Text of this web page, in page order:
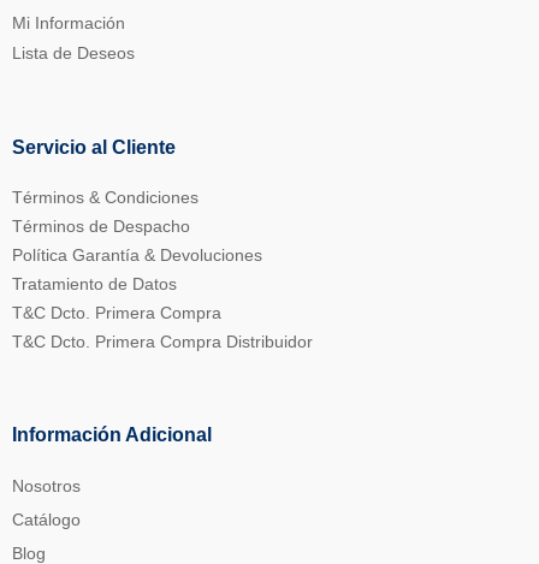
Mi Información
Lista de Deseos
Servicio al Cliente
Términos & Condiciones
Términos de Despacho
Política Garantía & Devoluciones
Tratamiento de Datos
T&C Dcto. Primera Compra
T&C Dcto. Primera Compra Distribuidor
Información Adicional
Nosotros
Catálogo
Blog